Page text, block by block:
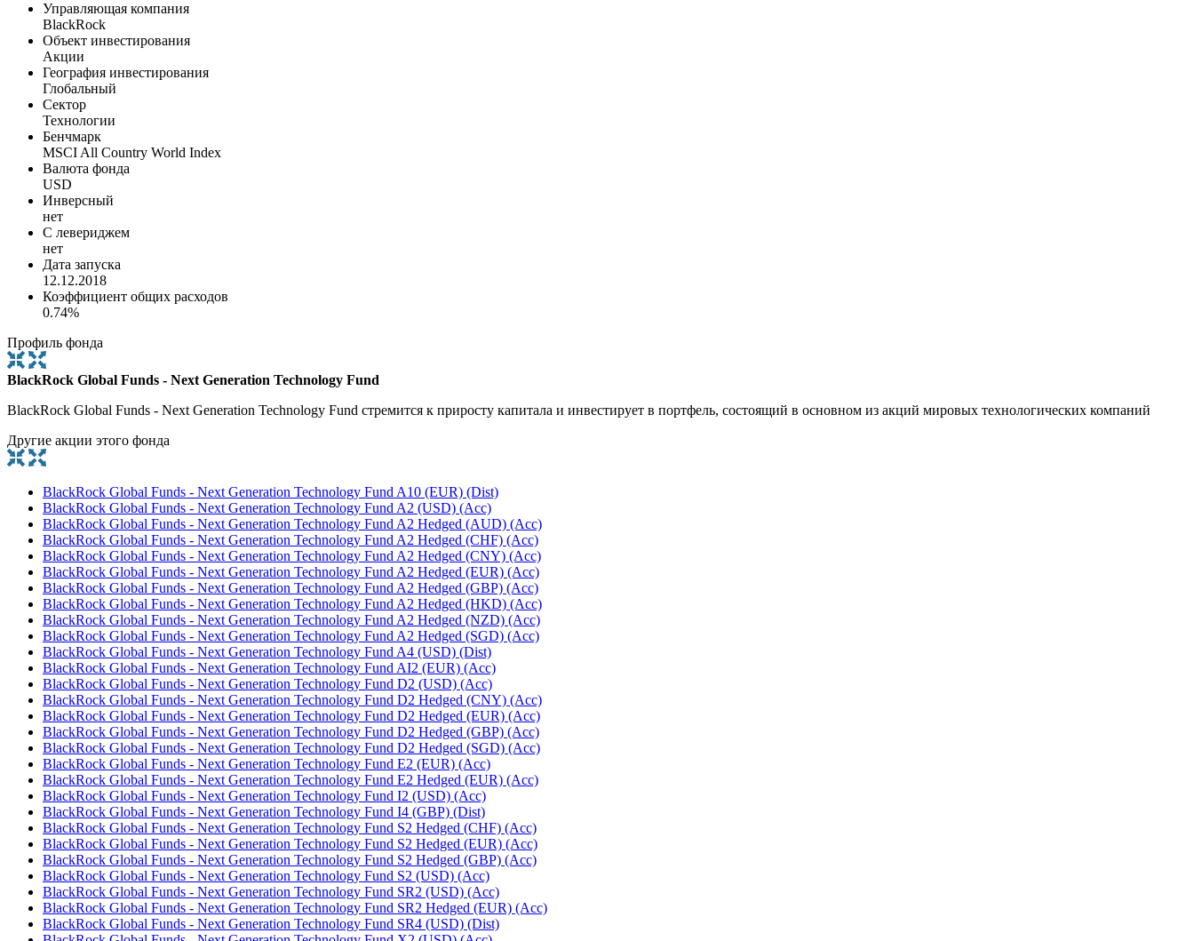
Управляющая компания
BlackRock
Объект инвестирования
Акции
География инвестирования
Глобальный
Сектор
Технологии
Бенчмарк
MSCI All Country World Index
Валюта фонда
USD
Инверсный
нет
С левериджем
нет
Дата запуска
12.12.2018
Коэффициент общих расходов
0.74%
Профиль фонда
BlackRock Global Funds - Next Generation Technology Fund
BlackRock Global Funds - Next Generation Technology Fund стремится к приросту капитала и инвестирует в портфель, состоящий в основном из акций мировых технологических компаний
Другие акции этого фонда
BlackRock Global Funds - Next Generation Technology Fund A10 (EUR) (Dist)
BlackRock Global Funds - Next Generation Technology Fund A2 (USD) (Acc)
BlackRock Global Funds - Next Generation Technology Fund A2 Hedged (AUD) (Acc)
BlackRock Global Funds - Next Generation Technology Fund A2 Hedged (CHF) (Acc)
BlackRock Global Funds - Next Generation Technology Fund A2 Hedged (CNY) (Acc)
BlackRock Global Funds - Next Generation Technology Fund A2 Hedged (EUR) (Acc)
BlackRock Global Funds - Next Generation Technology Fund A2 Hedged (GBP) (Acc)
BlackRock Global Funds - Next Generation Technology Fund A2 Hedged (HKD) (Acc)
BlackRock Global Funds - Next Generation Technology Fund A2 Hedged (NZD) (Acc)
BlackRock Global Funds - Next Generation Technology Fund A2 Hedged (SGD) (Acc)
BlackRock Global Funds - Next Generation Technology Fund A4 (USD) (Dist)
BlackRock Global Funds - Next Generation Technology Fund AI2 (EUR) (Acc)
BlackRock Global Funds - Next Generation Technology Fund D2 (USD) (Acc)
BlackRock Global Funds - Next Generation Technology Fund D2 Hedged (CNY) (Acc)
BlackRock Global Funds - Next Generation Technology Fund D2 Hedged (EUR) (Acc)
BlackRock Global Funds - Next Generation Technology Fund D2 Hedged (GBP) (Acc)
BlackRock Global Funds - Next Generation Technology Fund D2 Hedged (SGD) (Acc)
BlackRock Global Funds - Next Generation Technology Fund E2 (EUR) (Acc)
BlackRock Global Funds - Next Generation Technology Fund E2 Hedged (EUR) (Acc)
BlackRock Global Funds - Next Generation Technology Fund I2 (USD) (Acc)
BlackRock Global Funds - Next Generation Technology Fund I4 (GBP) (Dist)
BlackRock Global Funds - Next Generation Technology Fund S2 Hedged (CHF) (Acc)
BlackRock Global Funds - Next Generation Technology Fund S2 Hedged (EUR) (Acc)
BlackRock Global Funds - Next Generation Technology Fund S2 Hedged (GBP) (Acc)
BlackRock Global Funds - Next Generation Technology Fund S2 (USD) (Acc)
BlackRock Global Funds - Next Generation Technology Fund SR2 (USD) (Acc)
BlackRock Global Funds - Next Generation Technology Fund SR2 Hedged (EUR) (Acc)
BlackRock Global Funds - Next Generation Technology Fund SR4 (USD) (Dist)